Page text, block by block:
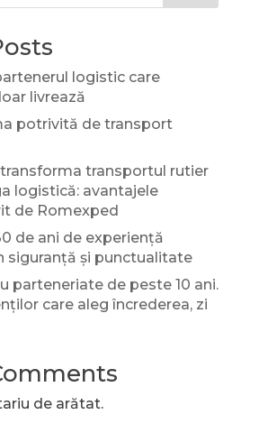
logistic care
livrează
potrivită de transport
transportul rutier
logistică: avantajele
de Romexped
de ani de experiență
siguranță și punctualitate
parteneriate de peste 10 ani.
care aleg încrederea, zi
de arătat.